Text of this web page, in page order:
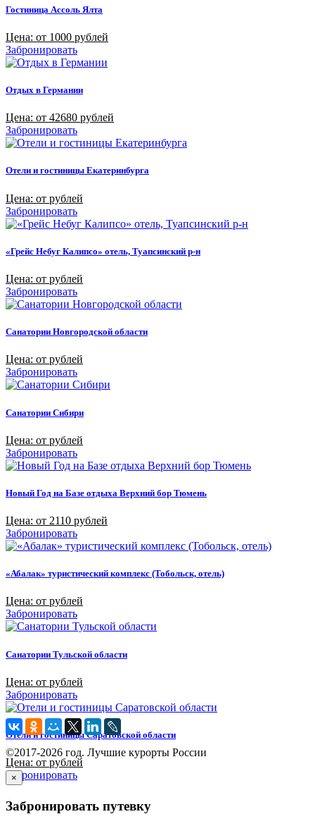
Гостиница Ассоль Ялта
Цена: от 1000 рублей
Забронировать
Отдых в Германии
Цена: от 42680 рублей
Забронировать
Отели и гостиницы Екатеринбурга
Цена: от рублей
Забронировать
«Грейс Небуг Калипсо» отель, Туапсинский р-н
Цена: от рублей
Забронировать
Санатории Новгородской области
Цена: от рублей
Забронировать
Санатории Сибири
Цена: от рублей
Забронировать
Новый Год на Базе отдыха Верхний бор Тюмень
Цена: от 2110 рублей
Забронировать
«Абалак» туристический комплекс (Тобольск, отель)
Цена: от рублей
Забронировать
Санатории Тульской области
Цена: от рублей
Забронировать
Отели и гостиницы Саратовской области
Цена: от рублей
Забронировать
©2017-2026 год. Лучшие курорты России
×
Забронировать путевку